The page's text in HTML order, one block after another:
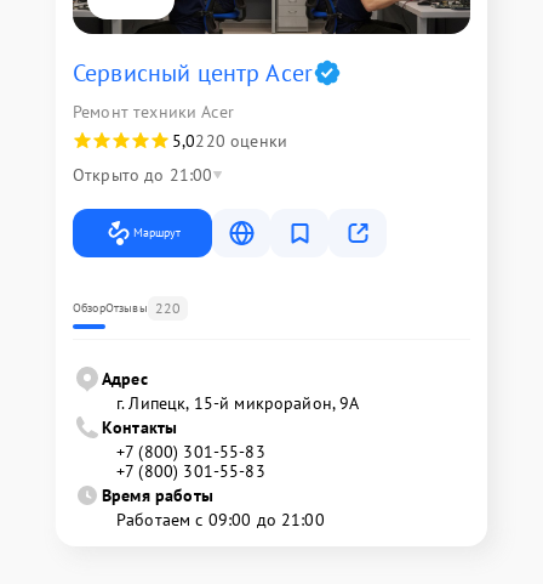
Сервисный центр Acer
Ремонт техники Acer
5,0220 оценки
Открыто до 21:00
Маршрут
ОбзорОтзывы 220
Адрес
г. Липецк, 15-й микрорайон, 9А
Контакты
+7 (800) 301-55-83
+7 (800) 301-55-83
Время работы
Работаем с 09:00 до 21:00